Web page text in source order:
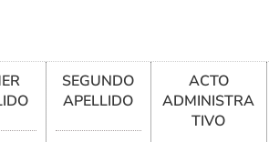
SEGUNDO
APELLIDO
ACTO
ADMINISTRA
TIVO